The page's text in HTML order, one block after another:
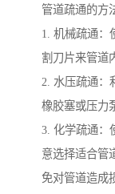
管道疏通的方
1. 机械疏通：
割刀片来管道
2. 水压疏通：
橡胶塞或压力
3. 化学疏通：
意选择适合管
免对管道造成